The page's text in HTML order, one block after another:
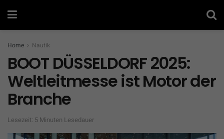
Home Nautik
BOOT DÜSSELDORF 2025:
Weltleitmesse ist Motor der
Branche
Lesezeit: 5 Minuten Lesedauer